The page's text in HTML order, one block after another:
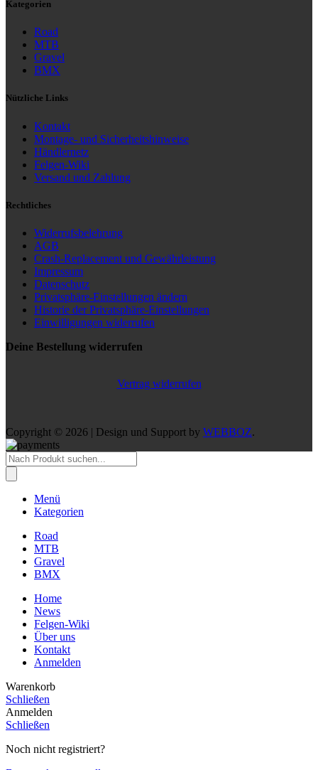
Kategorien
Road
MTB
Gravel
BMX
Nützliche Links
Kontakt
Montage- und Sicherheitshinweise
Händlernetz
Felgen-Wiki
Versand und Zahlung
Rechtliches
Widerrufsbelehrung
AGB
Crash-Replacement und Gewährleistung
Impressum
Datenschutz
Privatsphäre-Einstellungen ändern
Historie der Privatsphäre-Einstellungen
Einwilligungen widerrufen
Deine Bestellung widerrufen
Vertrag widerrufen
Copyright © 2026 | Design und Support by WEBBOZ.
Products
search
Menü
Kategorien
Road
MTB
Gravel
BMX
Home
News
Felgen-Wiki
Über uns
Kontakt
Anmelden
Warenkorb
Schließen
Anmelden
Schließen
Noch nicht registriert?